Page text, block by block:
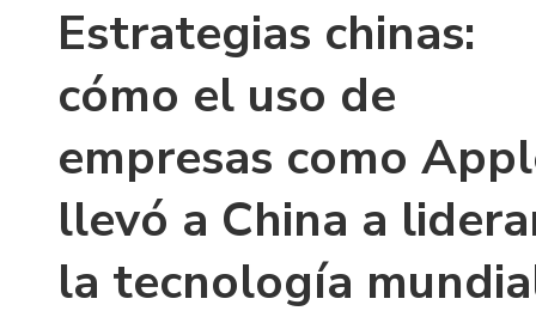
Estrategias chinas:
cómo el uso de
empresas como
llevó a China a
la tecnología